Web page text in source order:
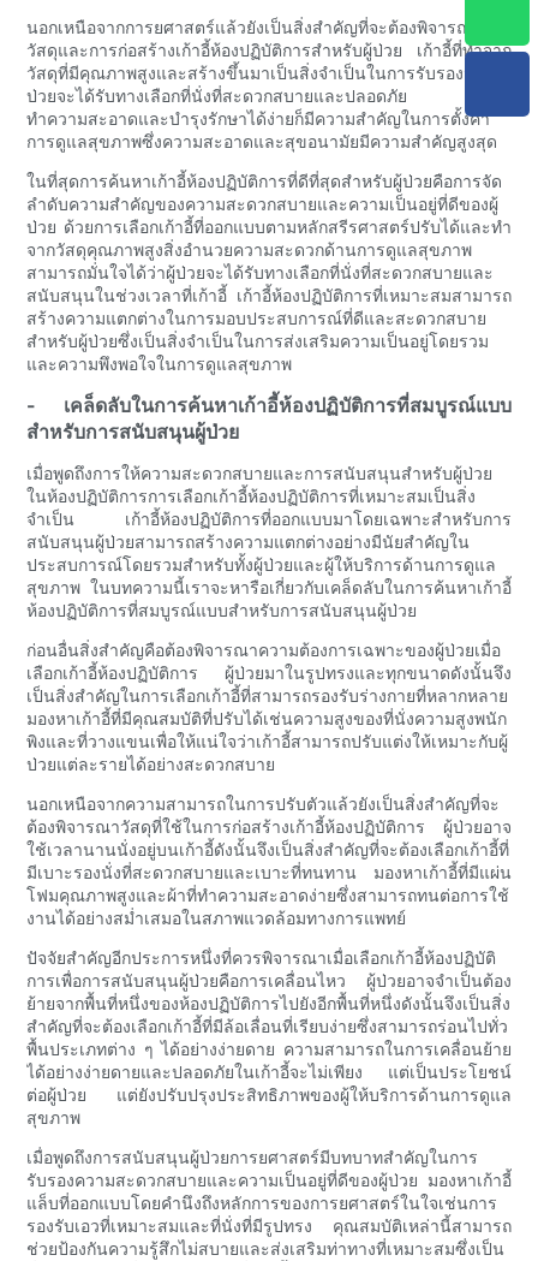
นอกเหนือจากการยศาสตร์แล้วยังเป็นสิ่งสำคัญที่จะต้องพิจารณา
วัสดุและการก่อสร้างเก้าอี้ห้องปฏิบัติการสำหรับผู้ป่วย เก้าอี้ที่ทำจาก
วัสดุที่มีคุณภาพสูงและสร้างขึ้นมาเป็นสิ่งจำเป็นในการรับรองว่าผู้
ป่วยจะได้รับทางเลือกที่นั่งที่สะดวกสบายและปลอดภัย เก้าอี้ที่
ทำความสะอาดและบำรุงรักษาได้ง่ายก็มีความสำคัญในการตั้งค่า
การดูแลสุขภาพซึ่งความสะอาดและสุขอนามัยมีความสำคัญสูงสุด
ในที่สุดการค้นหาเก้าอี้ห้องปฏิบัติการที่ดีที่สุดสำหรับผู้ป่วยคือการจัด
ลำดับความสำคัญของความสะดวกสบายและความเป็นอยู่ที่ดีของผู้
ป่วย ด้วยการเลือกเก้าอี้ที่ออกแบบตามหลักสรีรศาสตร์ปรับได้และทำ
จากวัสดุคุณภาพสูงสิ่งอำนวยความสะดวกด้านการดูแลสุขภาพ
สามารถมั่นใจได้ว่าผู้ป่วยจะได้รับทางเลือกที่นั่งที่สะดวกสบายและ
สนับสนุนในช่วงเวลาที่เก้าอี้ เก้าอี้ห้องปฏิบัติการที่เหมาะสมสามารถ
สร้างความแตกต่างในการมอบประสบการณ์ที่ดีและสะดวกสบาย
สำหรับผู้ป่วยซึ่งเป็นสิ่งจำเป็นในการส่งเสริมความเป็นอยู่โดยรวม
และความพึงพอใจในการดูแลสุขภาพ
- เคล็ดลับในการค้นหาเก้าอี้ห้องปฏิบัติการที่สมบูรณ์แบบ
สำหรับการสนับสนุนผู้ป่วย
เมื่อพูดถึงการให้ความสะดวกสบายและการสนับสนุนสำหรับผู้ป่วย
ในห้องปฏิบัติการการเลือกเก้าอี้ห้องปฏิบัติการที่เหมาะสมเป็นสิ่ง
จำเป็น เก้าอี้ห้องปฏิบัติการที่ออกแบบมาโดยเฉพาะสำหรับการ
สนับสนุนผู้ป่วยสามารถสร้างความแตกต่างอย่างมีนัยสำคัญใน
ประสบการณ์โดยรวมสำหรับทั้งผู้ป่วยและผู้ให้บริการด้านการดูแล
สุขภาพ ในบทความนี้เราจะหารือเกี่ยวกับเคล็ดลับในการค้นหาเก้าอี้
ห้องปฏิบัติการที่สมบูรณ์แบบสำหรับการสนับสนุนผู้ป่วย
ก่อนอื่นสิ่งสำคัญคือต้องพิจารณาความต้องการเฉพาะของผู้ป่วยเมื่อ
เลือกเก้าอี้ห้องปฏิบัติการ ผู้ป่วยมาในรูปทรงและทุกขนาดดังนั้นจึง
เป็นสิ่งสำคัญในการเลือกเก้าอี้ที่สามารถรองรับร่างกายที่หลากหลาย
มองหาเก้าอี้ที่มีคุณสมบัติที่ปรับได้เช่นความสูงของที่นั่งความสูงพนัก
พิงและที่วางแขนเพื่อให้แน่ใจว่าเก้าอี้สามารถปรับแต่งให้เหมาะกับผู้
ป่วยแต่ละรายได้อย่างสะดวกสบาย
นอกเหนือจากความสามารถในการปรับตัวแล้วยังเป็นสิ่งสำคัญที่จะ
ต้องพิจารณาวัสดุที่ใช้ในการก่อสร้างเก้าอี้ห้องปฏิบัติการ ผู้ป่วยอาจ
ใช้เวลานานนั่งอยู่บนเก้าอี้ดังนั้นจึงเป็นสิ่งสำคัญที่จะต้องเลือกเก้าอี้ที่
มีเบาะรองนั่งที่สะดวกสบายและเบาะที่ทนทาน มองหาเก้าอี้ที่มีแผ่น
โฟมคุณภาพสูงและผ้าที่ทำความสะอาดง่ายซึ่งสามารถทนต่อการใช้
งานได้อย่างสม่ำเสมอในสภาพแวดล้อมทางการแพทย์
ปัจจัยสำคัญอีกประการหนึ่งที่ควรพิจารณาเมื่อเลือกเก้าอี้ห้องปฏิบัติ
การเพื่อการสนับสนุนผู้ป่วยคือการเคลื่อนไหว ผู้ป่วยอาจจำเป็นต้อง
ย้ายจากพื้นที่หนึ่งของห้องปฏิบัติการไปยังอีกพื้นที่หนึ่งดังนั้นจึงเป็นสิ่ง
สำคัญที่จะต้องเลือกเก้าอี้ที่มีล้อเลื่อนที่เรียบง่ายซึ่งสามารถร่อนไปทั่ว
พื้นประเภทต่าง ๆ ได้อย่างง่ายดาย ความสามารถในการเคลื่อนย้าย
ได้อย่างง่ายดายและปลอดภัยในเก้าอี้จะไม่เพียง แต่เป็นประโยชน์
ต่อผู้ป่วย แต่ยังปรับปรุงประสิทธิภาพของผู้ให้บริการด้านการดูแล
สุขภาพ
เมื่อพูดถึงการสนับสนุนผู้ป่วยการยศาสตร์มีบทบาทสำคัญในการ
รับรองความสะดวกสบายและความเป็นอยู่ที่ดีของผู้ป่วย มองหาเก้าอี้
แล็บที่ออกแบบโดยคำนึงถึงหลักการของการยศาสตร์ในใจเช่นการ
รองรับเอวที่เหมาะสมและที่นั่งที่มีรูปทรง คุณสมบัติเหล่านี้สามารถ
ช่วยป้องกันความรู้สึกไม่สบายและส่งเสริมท่าทางที่เหมาะสมซึ่งเป็น